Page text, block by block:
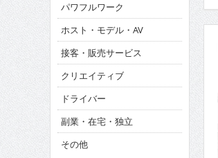
パワフルワーク
ホスト・モデル・AV
接客・販売サービス
クリエイティブ
ドライバー
副業・在宅・独立
その他